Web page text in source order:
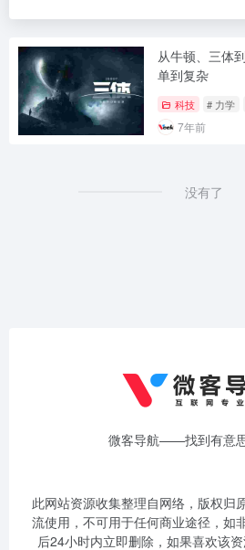
从牛顿、三体
单到复杂
科技 # 力学
7年前
没有了
微客导航——找到有意
此网站资源收集整理自网络，版权归
流使用，不可用于任何商业途径，如
后24小时内立即删除，如果喜欢该资